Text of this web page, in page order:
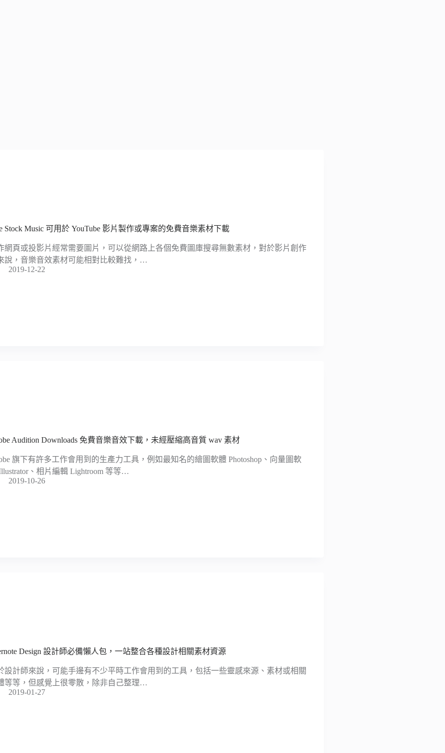
Stock Music 可用於 YouTube 影片製作或專案的免費音樂素材下載
網頁或投影片經常需要圖片，可以從網路上各個免費圖庫搜尋無數素材，對於影片創作
說，音樂音效素材可能相對比較難找，…
2019-12-22
Audition Downloads 免費音樂音效下載，未經壓縮高音質 wav 素材
旗下有許多工作會用到的生產力工具，例如最知名的繪圖軟體 Photoshop、向量圖軟
、相片編輯 Lightroom 等等…
2019-10-26
Design 設計師必備懶人包，一站整合各種設計相關素材資源
設計師來說，可能手邊有不少平時工作會用到的工具，包括一些靈感來源、素材或相關
等等，但感覺上很零散，除非自己整理…
2019-01-27